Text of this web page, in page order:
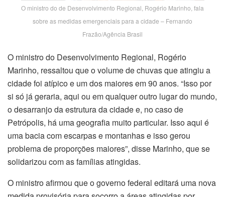
O ministro do de Desenvolvimento Regional, Rogério Marinho, fala
sobre as medidas emergenciais para a cidade – Fernando
Frazão/Agência Brasil
O ministro do Desenvolvimento Regional, Rogério
Marinho, ressaltou que o volume de chuvas que atingiu a
cidade foi atípico e um dos maiores em 90 anos. “Isso por
si só já geraria, aqui ou em qualquer outro lugar do mundo,
o desarranjo da estrutura da cidade e, no caso de
Petrópolis, há uma geografia muito particular. Isso aqui é
uma bacia com escarpas e montanhas e isso gerou
problema de proporções maiores”, disse Marinho, que se
solidarizou com as famílias atingidas.
O ministro afirmou que o governo federal editará uma nova